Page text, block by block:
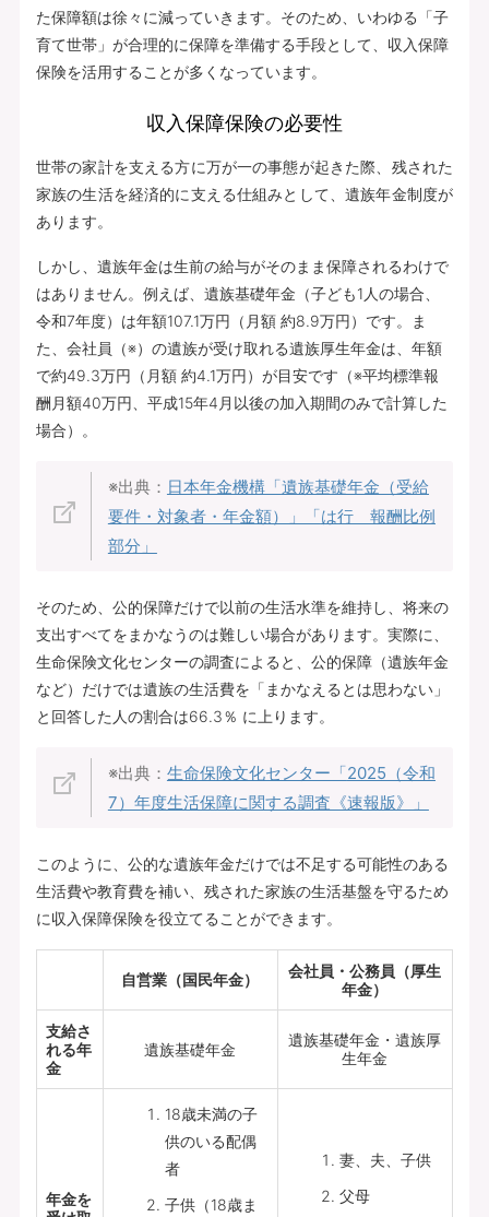
た保障額は徐々に減っていきます。そのため、いわゆる「子
育て世帯」が合理的に保障を準備する手段として、収入保障
保険を活用することが多くなっています。
収入保障保険の必要性
世帯の家計を支える方に万が一の事態が起きた際、残された
家族の生活を経済的に支える仕組みとして、遺族年金制度が
あります。
しかし、遺族年金は生前の給与がそのまま保障されるわけで
はありません。例えば、遺族基礎年金（子ども1人の場合、
令和7年度）は年額107.1万円（月額 約8.9万円）です。ま
た、会社員（※）の遺族が受け取れる遺族厚生年金は、年額
で約49.3万円（月額 約4.1万円）が目安です（※平均標準報
酬月額40万円、平成15年4月以後の加入期間のみで計算した
場合）。
※出典： 日本年金機構「遺族基礎年金（受給
要件・対象者・年金額）
」「は行 報酬比例
部分 」
そのため、公的保障だけで以前の生活水準を維持し、将来の
支出すべてをまかなうのは難しい場合があります。実際に、
生命保険文化センターの調査によると、公的保障（遺族年金
など）だけでは遺族の生活費を「まかなえるとは思わない」
と回答した人の割合は66.3％ に上ります。
※出典： 生命保険文化センター「2025（令和
7）年度生活保障に関する調査《速報版》
」
このように、公的な遺族年金だけでは不足する可能性のある
生活費や教育費を補い、残された家族の生活基盤を守るため
に収入保障保険を役立てることができます。
自営業（国民年金）
会社員・公務員（厚生
年金）
支給さ
れる年
金
遺族基礎年金
遺族基礎年金・遺族厚
生年金
年金を
18歳未満の子
供のいる配偶
者
子供（18歳ま
妻、夫、子供
父母